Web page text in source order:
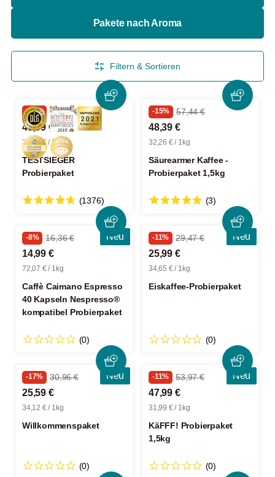
Pakete nach Aroma
Filtern & Sortieren
-24% 60,95 €
45,99 €
30,66 € / 1kg
TESTSIEGER
Probierpaket
(1376)
-15% 57,44 €
48,39 €
32,26 € / 1kg
Säurearmer Kaffee -
Probierpaket 1,5kg
(3)
Neu
-8% 16,36 €
14,99 €
72,07 € / 1kg
Caffè Caimano Espresso
40 Kapseln Nespresso®
kompatibel Probierpaket
(0)
Neu
-11% 29,47 €
25,99 €
34,65 € / 1kg
Eiskaffee-Probierpaket
(0)
Neu
-17% 30,96 €
25,59 €
34,12 € / 1kg
Willkommenspaket
(0)
Neu
-11% 53,97 €
47,99 €
31,99 € / 1kg
KäFFF! Probierpaket
1,5kg
(0)